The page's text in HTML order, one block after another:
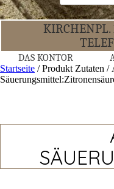
KIR­CHEN­PL.
DAS KON­TOR
Startseite / Produkt Zutaten